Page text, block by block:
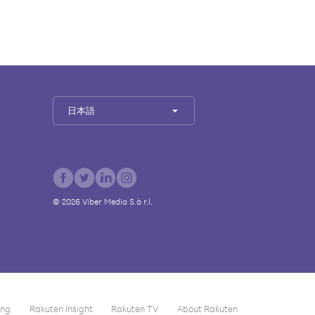
日本語
© 2026 Viber Media S.à r.l.
Rakuten Insight Rakuten TV About Rakuten